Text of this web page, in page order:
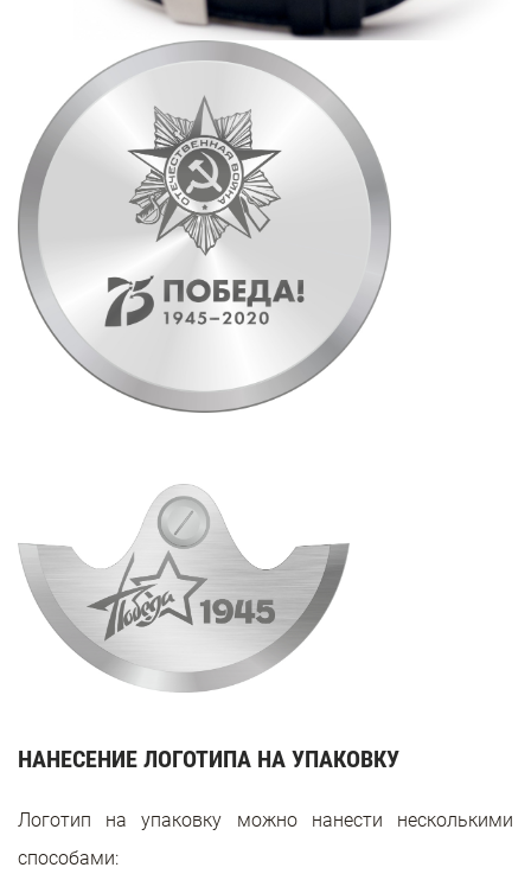
НАНЕСЕНИЕ ЛОГОТИПА НА УПАКОВКУ
Логотип на упаковку можно нанести несколькими
способами: